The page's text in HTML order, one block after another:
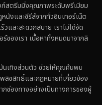
สตรีมมิ่งคุณภาพระดับพรีเมียม
งและซีรีส์จากทั่วอินเทอร์เน็ต
และสะดวกสบาย เราไม่ได้จัด
ร์ของเรา เนื้อหาทั้งหมดมาจากลิ
นเทิงส่วนตัว ช่วยให้คุณค้นพบ
พลิขสิทธิ์และกฎหมายที่เกี่ยวข้อง
ช่องทางอย่างเป็นทางการของผู้